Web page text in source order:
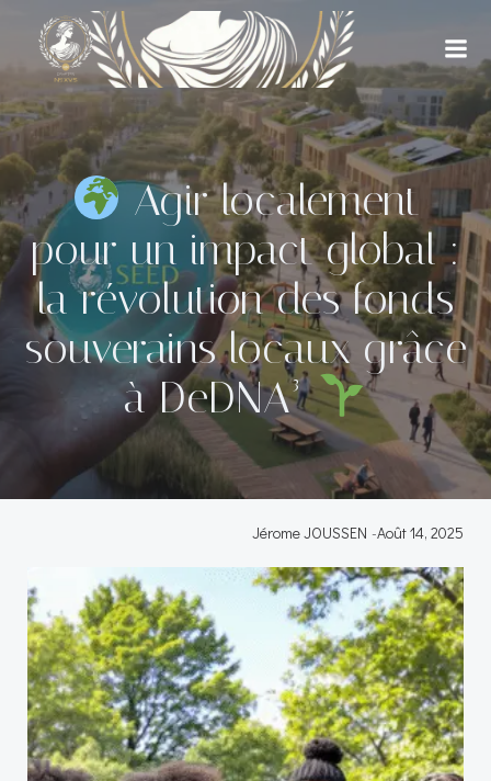
Aller
au
contenu
Agir localement
pour un impact global :
la révolution des fonds
souverains locaux grâce
à DeDNA³
Jérome JOUSSEN -Août 14, 2025